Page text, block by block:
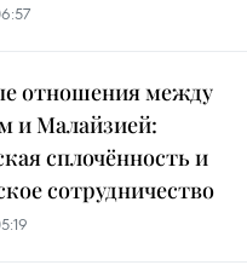
отношения между
и Малайзией:
сплочённость и
сотрудничество